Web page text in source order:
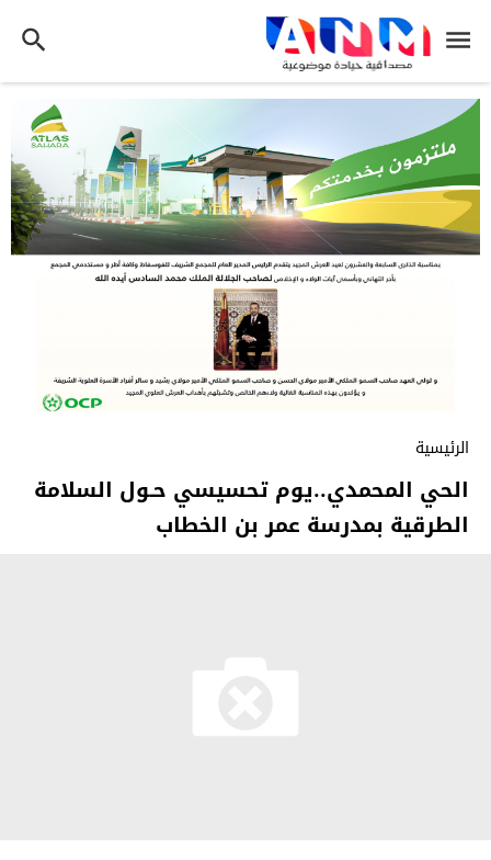
الرئيسية
الحي المحمدي..يوم تحسيسي حـول السلامة
الطرقية بمدرسة عمر بن الخطاب